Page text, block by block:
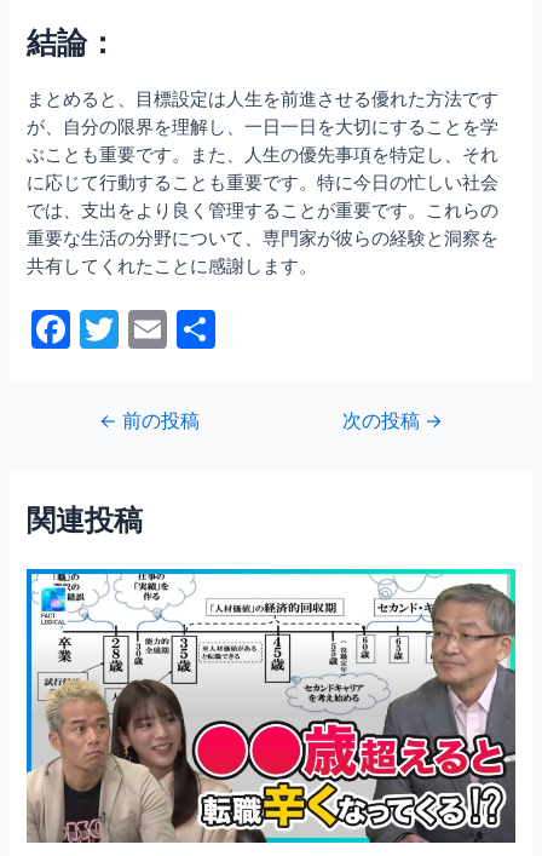
結論：
まとめると、目標設定は人生を前進させる優れた方法です
が、自分の限界を理解し、一日一日を大切にすることを学
ぶことも重要です。また、人生の優先事項を特定し、それ
に応じて行動することも重要です。特に今日の忙しい社会
では、支出をより良く管理することが重要です。これらの
重要な生活の分野について、専門家が彼らの経験と洞察を
共有してくれたことに感謝します。
F
o
o
k
T
itt
er
E
ai
l
ビ
ゲ
シ
ョ
ン
← 前の投稿 次の投稿 →
関連投稿